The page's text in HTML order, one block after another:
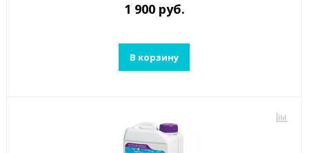
1 900 руб.
В корзину